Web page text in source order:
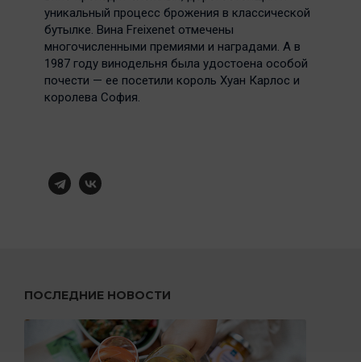
уникальный процесс брожения в классической
бутылке. Вина Freixenet отмечены
многочисленными премиями и наградами. А в
1987 году винодельня была удостоена особой
почести — ее посетили король Хуан Карлос и
королева София.
ПОСЛЕДНИЕ НОВОСТИ